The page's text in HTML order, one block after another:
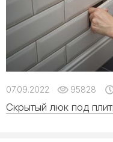
07.09.2022 95828
Скрытый люк под